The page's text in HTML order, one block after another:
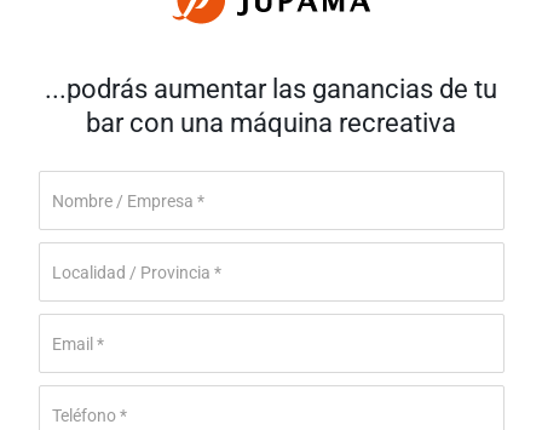
...podrás aumentar las ganancias de tu
bar con una máquina recreativa